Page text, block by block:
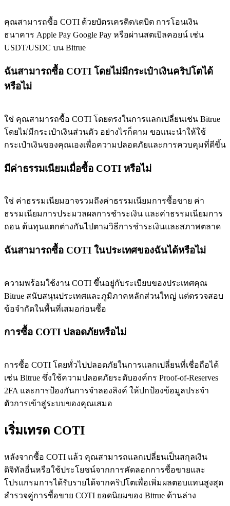
คุณสามารถซื้อ COTI ด้วยบัตรเครดิต/เดบิต การโอนเงิน
ธนาคาร Apple Pay Google Pay หรือผ่านสตเบิลคอยน์ เช่น
USDT/USDC บน Bitrue
ฉันสามารถซื้อ COTI โดยไม่มีกระเป๋าเงินคริปโตได้
หรือไม่
ใช่ คุณสามารถซื้อ COTI โดยตรงในการแลกเปลี่ยนเช่น Bitrue
โดยไม่มีกระเป๋าเงินส่วนตัว อย่างไรก็ตาม ขอแนะนำให้ใช้
กระเป๋าเงินของคุณเองเพื่อความปลอดภัยและการควบคุมที่ดีขึ้น
มีค่าธรรมเนียมเมื่อซื้อ COTI หรือไม่
ใช่ ค่าธรรมเนียมอาจรวมถึงค่าธรรมเนียมการซื้อขาย ค่า
ธรรมเนียมการประมวลผลการชำระเงิน และค่าธรรมเนียมการ
ถอน ต้นทุนแตกต่างกันไปตามวิธีการชำระเงินและสภาพตลาด
ฉันสามารถซื้อ COTI ในประเทศของฉันได้หรือไม่
ความพร้อมใช้งาน COTI ขึ้นอยู่กับระเบียบของประเทศคุณ
Bitrue สนับสนุนประเทศและภูมิภาคหลักส่วนใหญ่ แต่ตรวจสอบ
ข้อจำกัดในพื้นที่เสมอก่อนซื้อ
การซื้อ COTI ปลอดภัยหรือไม่
การซื้อ COTI โดยทั่วไปปลอดภัยในการแลกเปลี่ยนที่เชื่อถือได้
เช่น Bitrue ซึ่งใช้ความปลอดภัยระดับองค์กร Proof-of-Reserves
2FA และการป้องกันการจำลองลิงค์ ให้ปกป้องข้อมูลประจำ
ตัวการเข้าสู่ระบบของคุณเสมอ
เริ่มเทรด COTI
หลังจากซื้อ COTI แล้ว คุณสามารถแลกเปลี่ยนเป็นสกุลเงิน
ดิจิทัลอื่นหรือใช้ประโยชน์จากการคัดลอกการซื้อขายและ
โปรแกรมการได้รับรายได้จากคริปโตเพื่อเพิ่มผลตอบแทนสูงสุด
สำรวจคู่การซื้อขาย COTI ยอดนิยมของ Bitrue ด้านล่าง